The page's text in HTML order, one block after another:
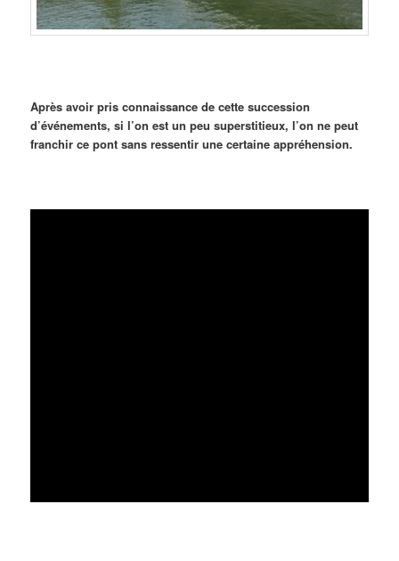
Après avoir pris connaissance de cette succession
d’événements, si l’on est un peu superstitieux, l’on ne peut
franchir ce pont sans ressentir une certaine appréhension.